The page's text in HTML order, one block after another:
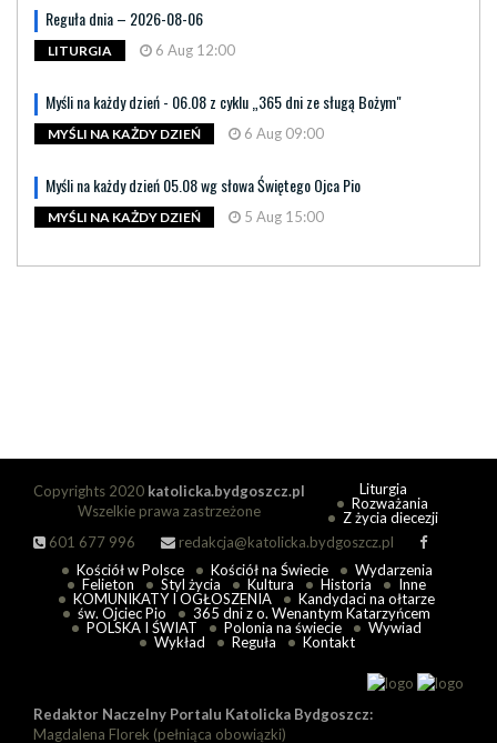
Reguła dnia – 2026-08-06
LITURGIA 6 Aug 12:00
Myśli na każdy dzień - 06.08 z cyklu „365 dni ze sługą Bożym"
MYŚLI NA KAŻDY DZIEŃ 6 Aug 09:00
Myśli na każdy dzień 05.08 wg słowa Świętego Ojca Pio
MYŚLI NA KAŻDY DZIEŃ 5 Aug 15:00
Copyrights 2020 katolicka.bydgoszcz.pl
Wszelkie prawa zastrzeżone
601 677 996
redakcja@katolicka.bydgoszcz.pl
Liturgia
Rozważania
Z życia diecezji
Kościół w Polsce Kościół na Świecie
Wydarzenia
Felieton
Styl życia Kultura Historia
Inne
KOMUNIKATY I OGŁOSZENIA
Kandydaci na ołtarze
św. Ojciec Pio
365 dni z o. Wenantym Katarzyńcem
POLSKA I ŚWIAT
Polonia na świecie
Wywiad
Wykład
Reguła Kontakt
Redaktor Naczelny Portalu Katolicka Bydgoszcz:
Magdalena Florek (pełniąca obowiązki)